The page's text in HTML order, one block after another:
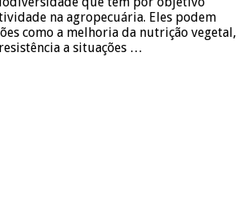
na agropecuária. Eles podem
como a melhoria da nutrição vegetal,
a situações …